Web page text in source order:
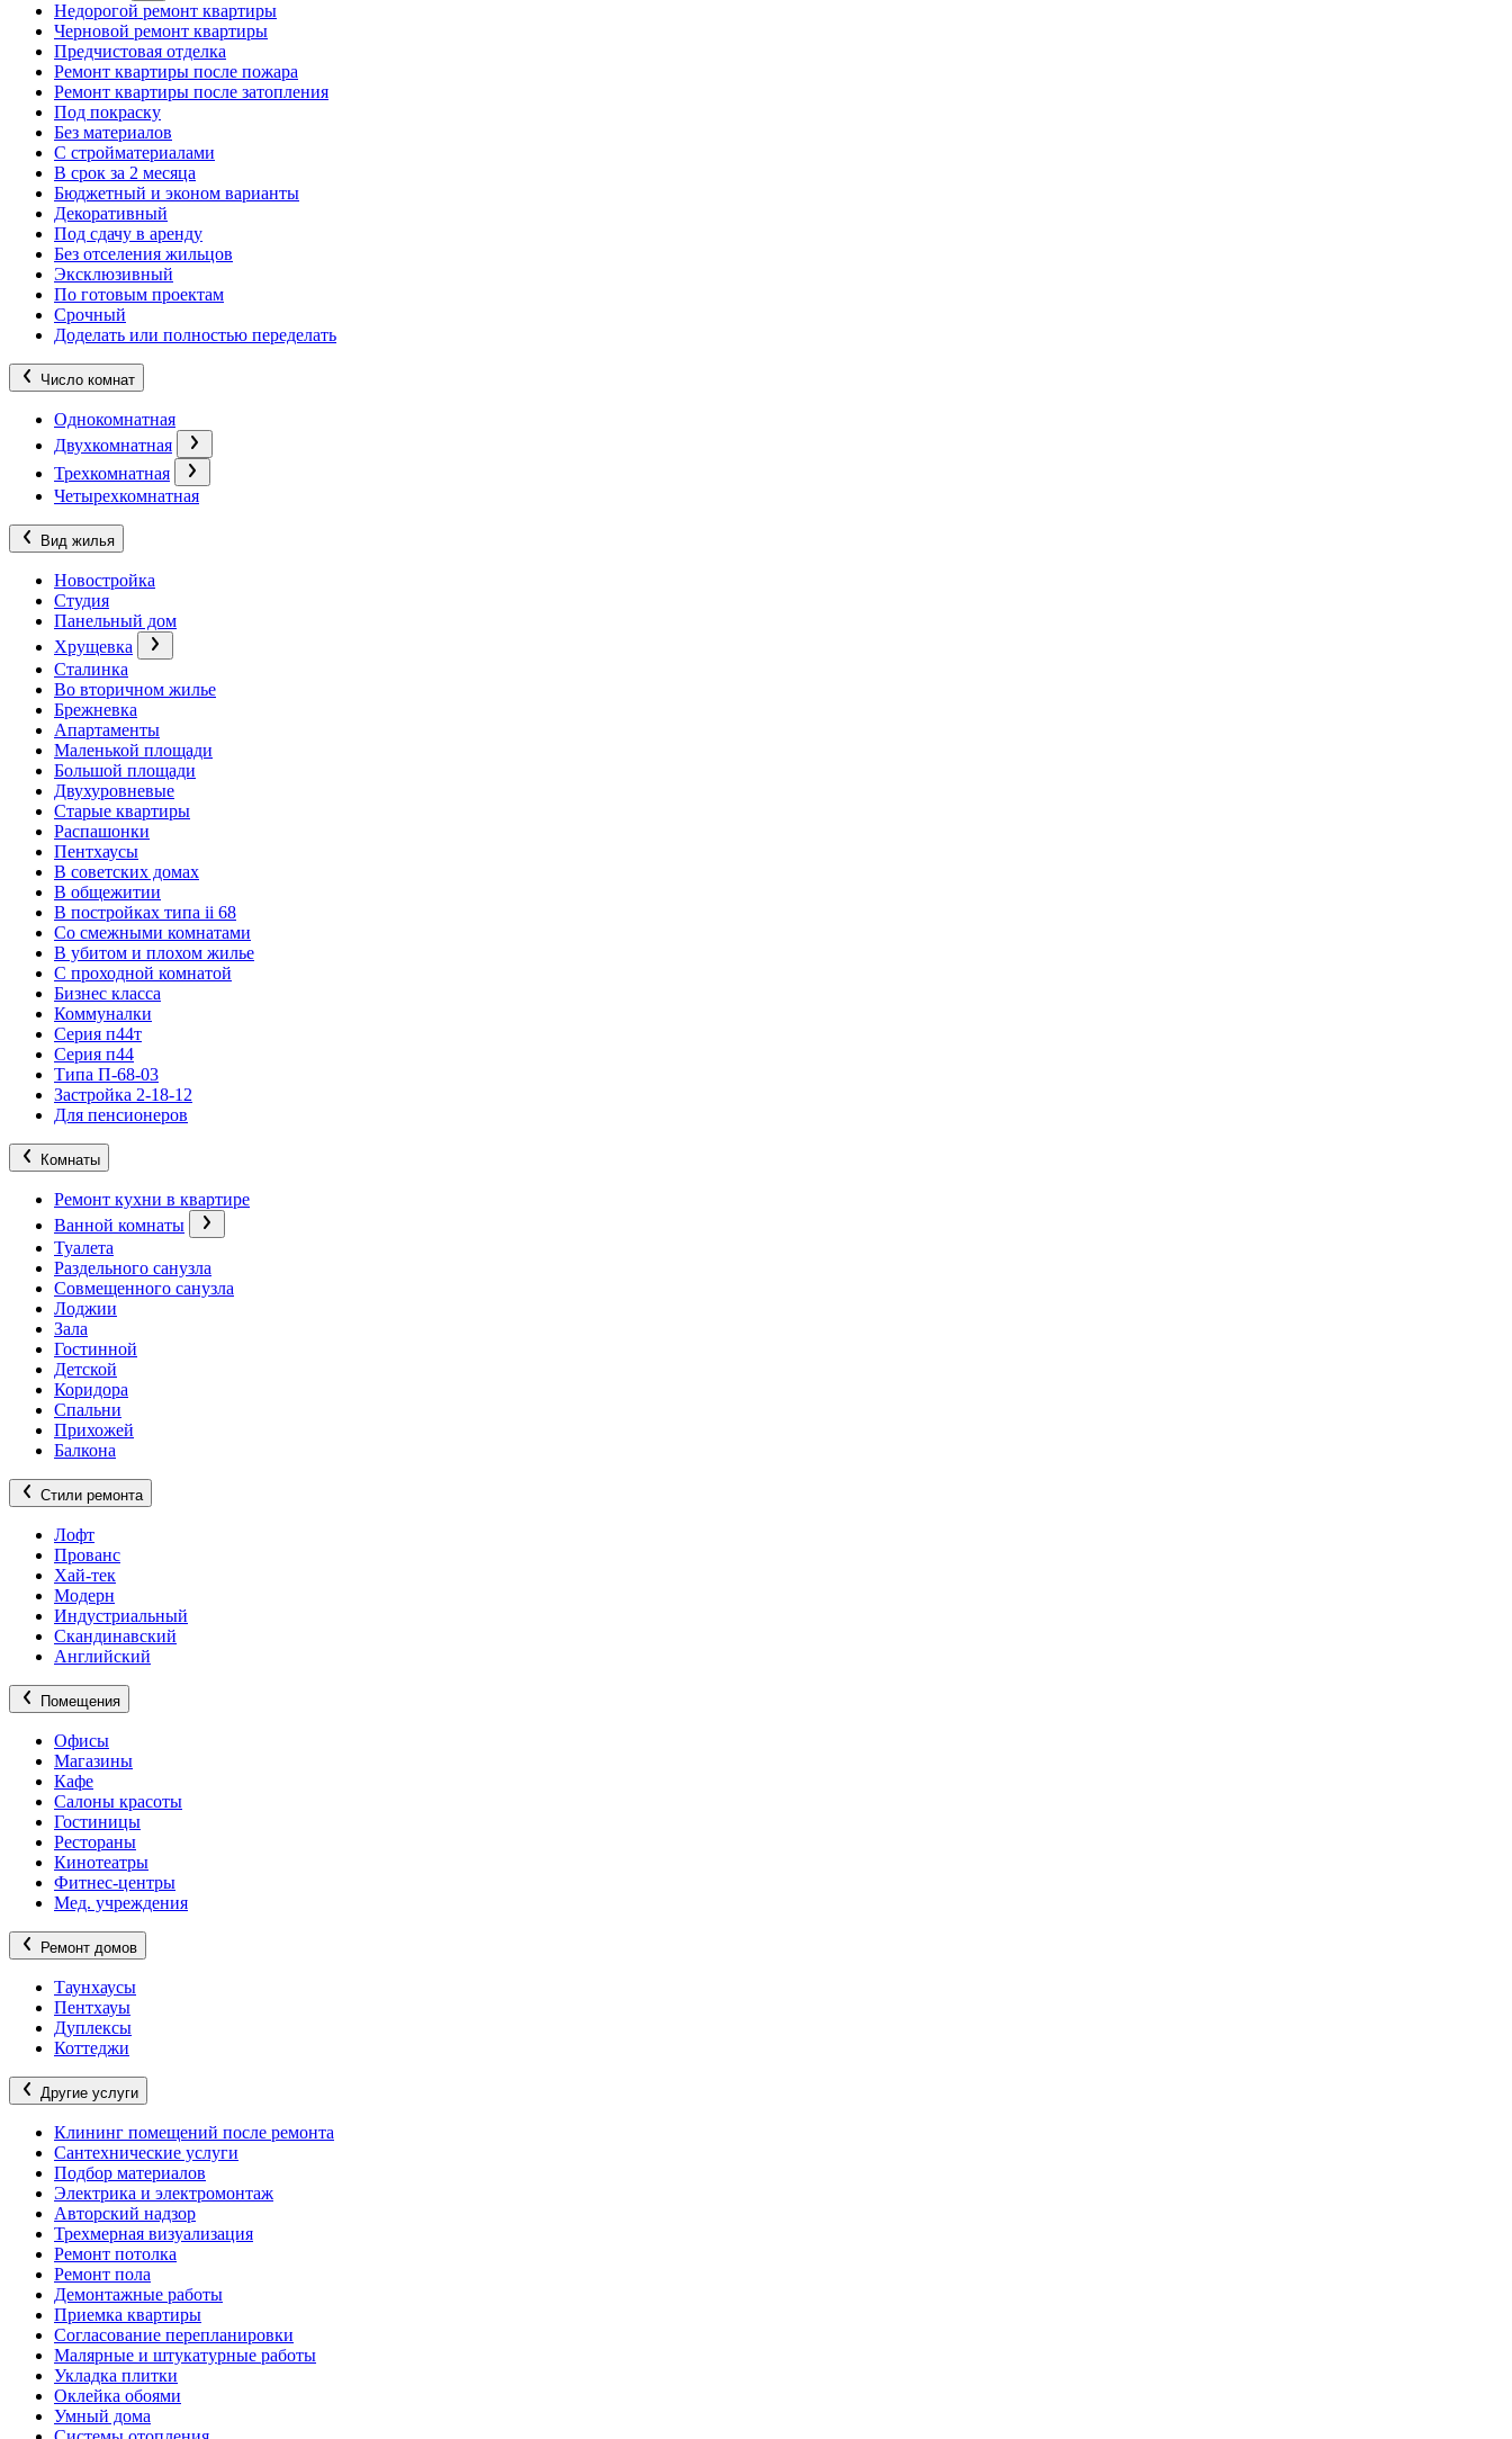
Недорогой ремонт квартиры
Черновой ремонт квартиры
Предчистовая отделка
Ремонт квартиры после пожара
Ремонт квартиры после затопления
Под покраску
Без материалов
С стройматериалами
В срок за 2 месяца
Бюджетный и эконом варианты
Декоративный
Под сдачу в аренду
Без отселения жильцов
Эксклюзивный
По готовым проектам
Срочный
Доделать или полностью переделать
Число комнат
Однокомнатная
Двухкомнатная
Трехкомнатная
Четырехкомнатная
Вид жилья
Новостройка
Студия
Панельный дом
Хрущевка
Сталинка
Во вторичном жилье
Брежневка
Апартаменты
Маленькой площади
Большой площади
Двухуровневые
Старые квартиры
Распашонки
Пентхаусы
В советских домах
В общежитии
В постройках типа ii 68
Со смежными комнатами
В убитом и плохом жилье
С проходной комнатой
Бизнес класса
Коммуналки
Серия п44т
Серия п44
Типа П-68-03
Застройка 2-18-12
Для пенсионеров
Комнаты
Ремонт кухни в квартире
Ванной комнаты
Туалета
Раздельного санузла
Совмещенного санузла
Лоджии
Зала
Гостинной
Детской
Коридора
Спальни
Прихожей
Балкона
Стили ремонта
Лофт
Прованс
Хай-тек
Модерн
Индустриальный
Скандинавский
Английский
Помещения
Офисы
Магазины
Кафе
Салоны красоты
Гостиницы
Рестораны
Кинотеатры
Фитнес-центры
Мед. учреждения
Ремонт домов
Таунхаусы
Пентхауы
Дуплексы
Коттеджи
Другие услуги
Клининг помещений после ремонта
Сантехнические услуги
Подбор материалов
Электрика и электромонтаж
Авторский надзор
Трехмерная визуализация
Ремонт потолка
Ремонт пола
Демонтажные работы
Приемка квартиры
Согласование перепланировки
Малярные и штукатурные работы
Укладка плитки
Оклейка обоями
Умный дома